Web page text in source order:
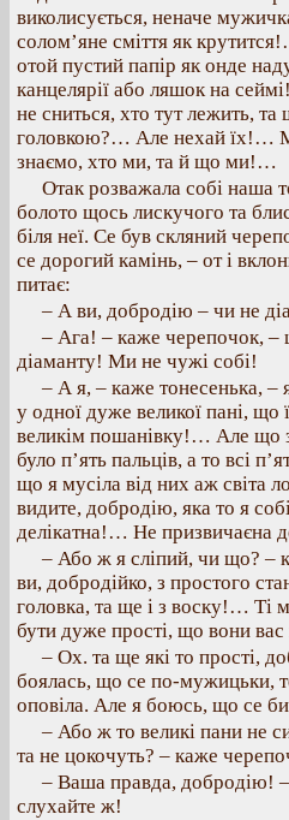
виколисується, неначе
солом’яне сміття як
отой пустий папір як онде
канцелярії або ляшок на
не сниться, хто тут лежить, та
головкою?… Але нехай їх!…
знаємо, хто ми, та й що ми!…
Отак розважала собі наша
болото щось лискучого та
біля неї. Се був скляний
се дорогий камінь, – от і
питає:
– А ви, добродію – чи не
– Ага! – каже черепочок, –
діаманту! Ми не чужі собі!
– А я, – каже тонесенька, –
у одної дуже великої пані, що
великім пошанівку!… Але що
було п’ять пальців, а то всі
що я мусіла від них аж світа
видите, добродію, яка то я
делікатна!… Не призвичаєна
– Або ж я сліпий, чи що? –
ви, добродійко, з простого
головка, та ще і з воску!… Ті
бути дуже прості, що вони
– Ох. та ще які то прості,
боялась, що се по-мужицьки,
оповіла. Але я боюсь, що се
– Або ж то великі пани не
та не цокочуть? – каже
– Ваша правда, добродію!
слухайте ж!